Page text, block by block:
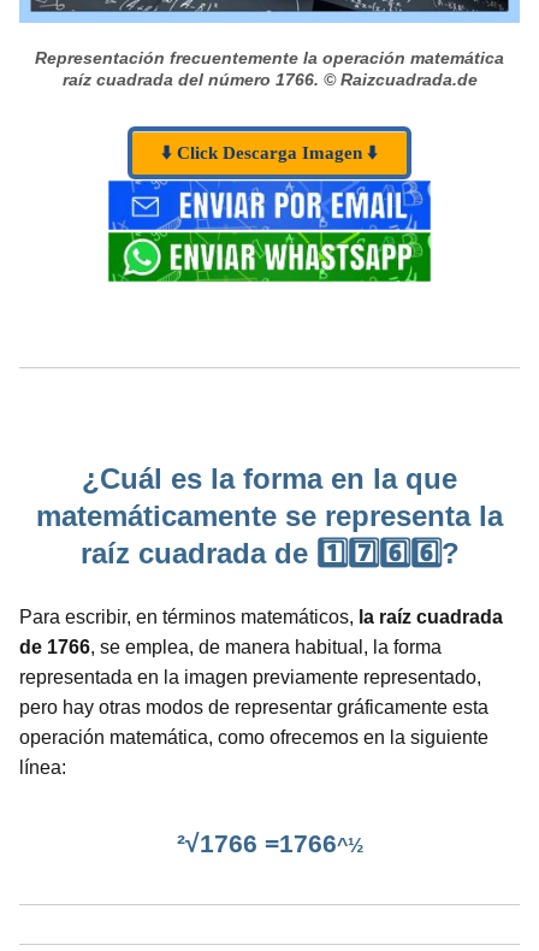
Representación frecuentemente la operación matemática
raíz cuadrada del número 1766. © Raizcuadrada.de
⬇️ Click Descarga Imagen ⬇️
¿Cuál es la forma en la que
matemáticamente se representa la
raíz cuadrada de 1️⃣7️⃣6️⃣6️⃣?
Para escribir, en términos matemáticos, la raíz cuadrada
de 1766, se emplea, de manera habitual, la forma
representada en la imagen previamente representado,
pero hay otras modos de representar gráficamente esta
operación matemática, como ofrecemos en la siguiente
línea:
²√1766 =1766^½